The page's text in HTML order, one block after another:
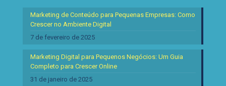
Marketing de Conteúdo para Pequenas Empresas: Como
Crescer no Ambiente Digital
7 de fevereiro de 2025
Marketing Digital para Pequenos Negócios: Um Guia
Completo para Crescer Online
31 de janeiro de 2025